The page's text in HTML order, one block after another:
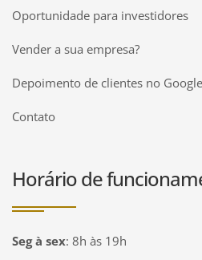
Oportunidade para investidores
Vender a sua empresa?
Depoimento de clientes no Google
Contato
Horário de
Seg à sex: 8h às 19h